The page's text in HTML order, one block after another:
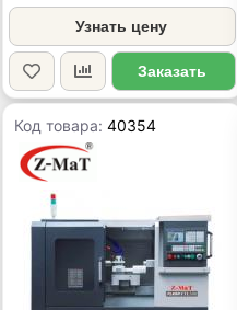
Узнать цену
Заказать
Код товара:40354